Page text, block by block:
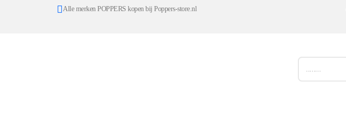
Alle merken POPPERS kopen bij Poppers-store.nl